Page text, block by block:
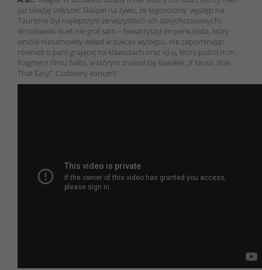
już okazję usłyszeć Skalpel na żywo, że tegoroczny występ na
Tauronie był najlepszym ze wszystkich ich dotychczasowych!
Wrocławski duet nie grał sam – towarzyszył im perkusista, który
wniósł niesamowity wkład w sukces występu, nie zapominając
również o pani grającej na klawiszach oraz VJ-u, który puścił m.in.
fragment filmu Salto, w którym znalazł się kawałek „If Music Was
That Easy”. Cudowny koncert!